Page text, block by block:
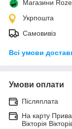
Магазини
Укрпошта
Самовивіз
Всі умови
Умови оплати
Післяплата
На карту
Вікторія